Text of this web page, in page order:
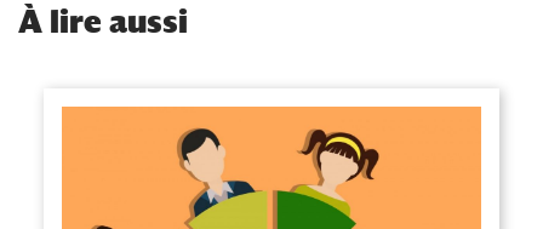
À lire aussi